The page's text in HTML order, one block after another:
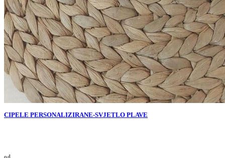
CIPELE PERSONALIZIRANE-SVJETLO PLAVE